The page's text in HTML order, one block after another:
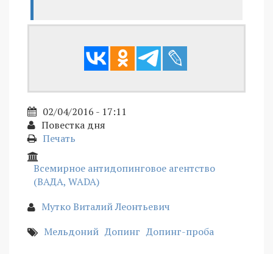
02/04/2016 - 17:11
Повестка дня
Печать
Всемирное антидопинговое агентство
(ВАДА, WADA)
Мутко Виталий Леонтьевич
Мельдоний Допинг Допинг-проба